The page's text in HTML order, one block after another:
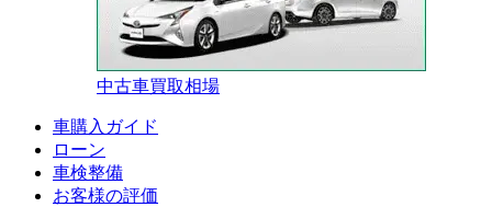
中古車買取相場
車購入ガイド
ローン
車検整備
お客様の評価